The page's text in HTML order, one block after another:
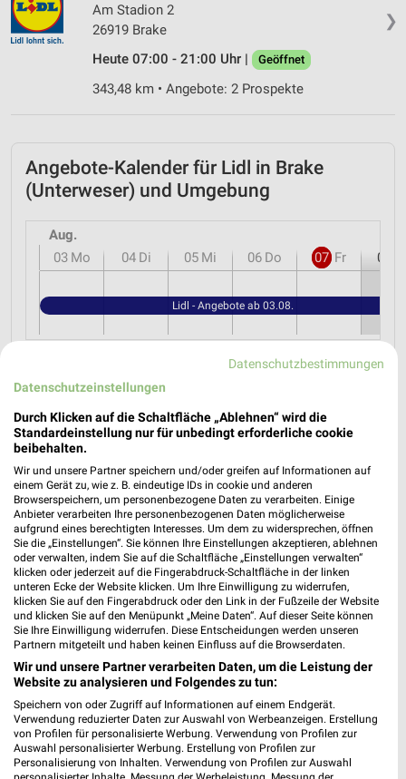
❯
Am Stadion 2
26919 Brake
Heute 07:00 - 21:00 Uhr |
Geöffnet
343,48 km • Angebote: 2 Prospekte
Angebote-Kalender für Lidl in Brake
(Unterweser) und Umgebung
Aug.
03 Mo 04 Di 05 Mi 06 Do 07 Fr 08
Lidl - Angebote ab 03.08.
MEHR PROSPEKTE
weekli Magazin
Erlebe mit Lidl und Andre Agassi die neuesten Silvercrest Küchengeräte
17.04.2026
Mit Lidl Plus 3 für 2 - im laut DtGv besten Backshop
10.04.2026
Datenschutzbestimmungen
Datenschutzeinstellungen
Durch Klicken auf die Schaltfläche „Ablehnen“ wird die
Standardeinstellung nur für unbedingt erforderliche cookie
beibehalten.
Wir und unsere Partner speichern und/oder greifen auf Informationen auf
einem Gerät zu, wie z. B. eindeutige IDs in cookie und anderen
Browserspeichern, um personenbezogene Daten zu verarbeiten. Einige
Anbieter verarbeiten Ihre personenbezogenen Daten möglicherweise
aufgrund eines berechtigten Interesses. Um dem zu widersprechen, öffnen
Sie die „Einstellungen“. Sie können Ihre Einstellungen akzeptieren, ablehnen
oder verwalten, indem Sie auf die Schaltfläche „Einstellungen verwalten“
klicken oder jederzeit auf die Fingerabdruck-Schaltfläche in der linken
unteren Ecke der Website klicken. Um Ihre Einwilligung zu widerrufen,
klicken Sie auf den Fingerabdruck oder den Link in der Fußzeile der Website
und klicken Sie auf den Menüpunkt „Meine Daten“. Auf dieser Seite können
Sie Ihre Einwilligung widerrufen. Diese Entscheidungen werden unseren
Partnern mitgeteilt und haben keinen Einfluss auf die Browserdaten.
Wir und unsere Partner verarbeiten Daten, um die Leistung der
Website zu analysieren und Folgendes zu tun:
Speichern von oder Zugriff auf Informationen auf einem Endgerät.
Verwendung reduzierter Daten zur Auswahl von Werbeanzeigen. Erstellung
von Profilen für personalisierte Werbung. Verwendung von Profilen zur
Auswahl personalisierter Werbung. Erstellung von Profilen zur
Personalisierung von Inhalten. Verwendung von Profilen zur Auswahl